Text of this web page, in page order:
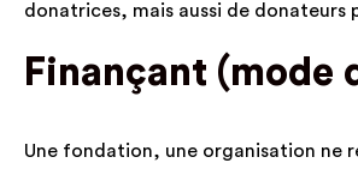
donatrices, mais aussi de donateurs
Finançant (mode
Une fondation, une organisation ne